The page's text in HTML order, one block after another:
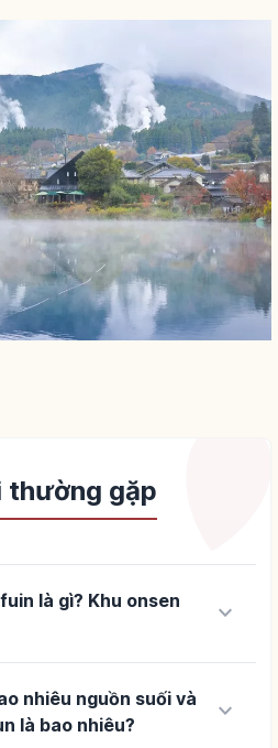
thường gặp
là gì? Khu onsen
keyboard_arrow_down
nhiêu nguồn suối và
là bao nhiêu?
keyboard_arrow_down